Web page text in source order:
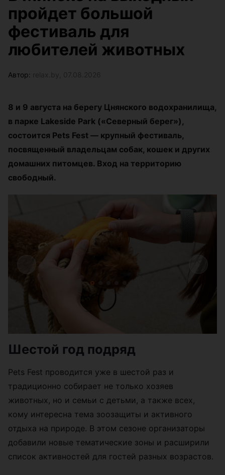
пройдет большой
фестиваль для
любителей животных
Автор:
8 и 9 августа на берегу Цнянского водохранилища,
в парке Lakeside Park («Северный берег»),
состоится Pets Fest — крупный фестиваль,
посвященный владельцам собак, кошек и других
домашних питомцев. Вход на территорию
свободный.
Шестой год подряд
Pets Fest проводится уже в шестой раз и
традиционно собирает не только хозяев
животных, но и семьи с детьми, а также всех,
кому интересна тема зоозащиты и активного
отдыха на природе. В этом сезоне организаторы
добавили новые тематические зоны и расширили
список активностей для гостей разных возрастов.